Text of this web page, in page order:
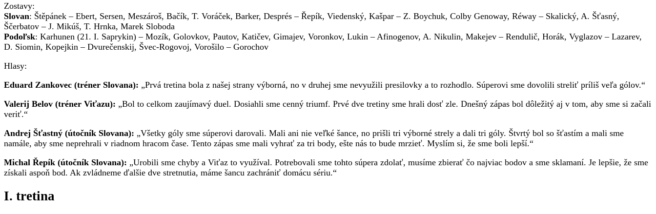
Zostavy:
Slovan: Štěpánek – Ebert, Sersen, Meszároš, Bačík, T. Voráček, Barker, Després – Řepík, Viedenský, Kašpar – Z. Boychuk, Colby Genoway, Réway – Skalický, A. Šťasný,
Ščerbatov – J. Mikúš, T. Hrnka, Marek Sloboda
Podoľsk: Karhunen (21. I. Saprykin) – Mozík, Golovkov, Pautov, Katičev, Gimajev, Voronkov, Lukin – Afinogenov, A. Nikulin, Makejev – Rendulič, Horák, Vyglazov – Lazarev,
D. Siomin, Kopejkin – Dvurečenskij, Švec-Rogovoj, Vorošilo – Gorochov
Hlasy:
Eduard Zankovec (tréner Slovana): „Prvá tretina bola z našej strany výborná, no v druhej sme nevyužili presilovky a to rozhodlo. Súperovi sme dovolili streliť príliš veľa gólov.“
Valerij Belov (tréner Viťazu): „Bol to celkom zaujímavý duel. Dosiahli sme cenný triumf. Prvé dve tretiny sme hrali dosť zle. Dnešný zápas bol dôležitý aj v tom, aby sme si začali
veriť.“
Andrej Šťastný (útočník Slovana): „Všetky góly sme súperovi darovali. Mali ani nie veľké šance, no prišli tri výborné strely a dali tri góly. Štvrtý bol so šťastím a mali sme
namále, aby sme neprehrali v riadnom hracom čase. Tento zápas sme mali vyhrať za tri body, ešte nás to bude mrzieť. Myslím si, že sme boli lepší.“
Michal Řepík (útočník Slovana): „Urobili sme chyby a Viťaz to využíval. Potrebovali sme tohto súpera zdolať, musíme zbierať čo najviac bodov a sme sklamaní. Je lepšie, že sme
získali aspoň bod. Ak zvládneme ďalšie dve stretnutia, máme šancu zachrániť domácu sériu.“
I. tretina